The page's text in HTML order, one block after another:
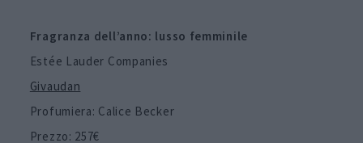
Fragranza dell’anno: lusso femminile
Estée Lauder Companies
Givaudan
Profumiera: Calice Becker
Prezzo: 257€